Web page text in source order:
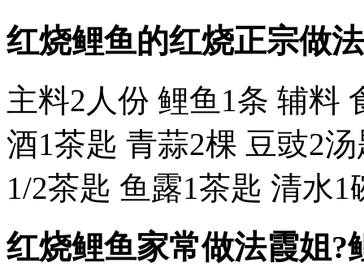
红烧鲤鱼的红烧正宗做
主料2人份 鲤鱼1条 辅料
酒1茶匙 青蒜2棵 豆豉2
1/2茶匙 鱼露1茶匙 清水1
红烧鲤鱼家常做法霞姐?